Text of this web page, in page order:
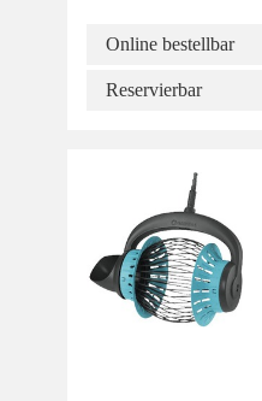
Online bestellbar
Reservierbar